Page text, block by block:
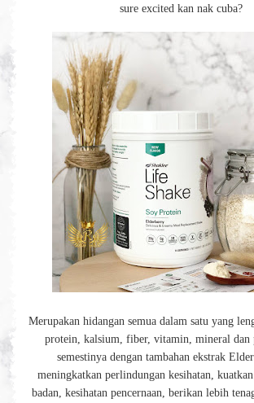
sure excited kan nak cuba?
Merupakan hidangan semua dalam satu yang
protein, kalsium, fiber, vitamin, mineral dan
semestinya dengan tambahan ekstrak
meningkatkan perlindungan kesihatan,
badan, kesihatan pencernaan, berikan lebih